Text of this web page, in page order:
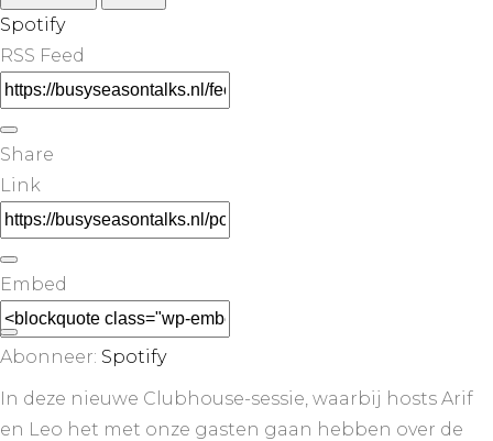
Spotify
RSS Feed
Share
Link
Embed
Abonneer: Spotify
In deze nieuwe Clubhouse-sessie, waarbij hosts Arif
en Leo het met onze gasten gaan hebben over de